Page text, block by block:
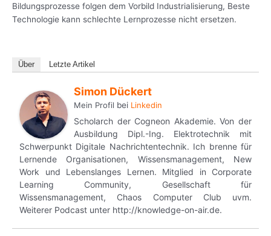
Bildungsprozesse folgen dem Vorbild Industrialisierung, Beste
Technologie kann schlechte Lernprozesse nicht ersetzen.
Über Letzte Artikel
Simon Dückert
Mein Profil bei Linkedin
Scholarch der Cogneon Akademie. Von der
Ausbildung Dipl.-Ing. Elektrotechnik mit
Schwerpunkt Digitale Nachrichtentechnik. Ich brenne für
Lernende Organisationen, Wissensmanagement, New
Work und Lebenslanges Lernen. Mitglied in Corporate
Learning Community, Gesellschaft für
Wissensmanagement, Chaos Computer Club uvm.
Weiterer Podcast unter http://knowledge-on-air.de.